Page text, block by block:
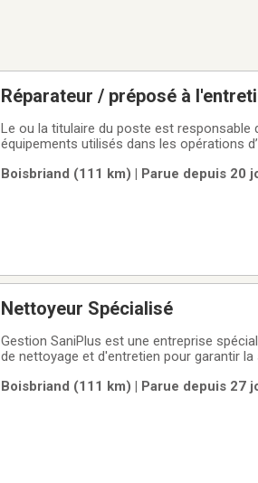
Réparateur / préposé à
Le ou la titulaire du poste est responsable
équipements utilisés dans les opérations
salubrité alimentaire et
Boisbriand (111 km) | Parue depuis 20
Nettoyeur Spécialisé
Gestion SaniPlus est une entreprise
de nettoyage et d'entretien pour garantir
équipe et contribuer à maintenir
Boisbriand (111 km) | Parue depuis 27